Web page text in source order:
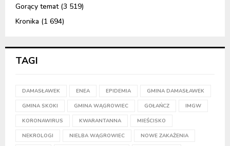
Gorący temat(3 519)
Kronika (1 694)
TAGI
DAMASŁAWEK ENEA EPIDEMIA GMINA DAMASŁAWEK
GMINA SKOKI GMINA WĄGROWIEC GOŁAŃCZ IMGW
KORONAWIRUS KWARANTANNA MIEŚCISKO
NEKROLOGI NIELBA WĄGROWIEC NOWE ZAKAŻENIA